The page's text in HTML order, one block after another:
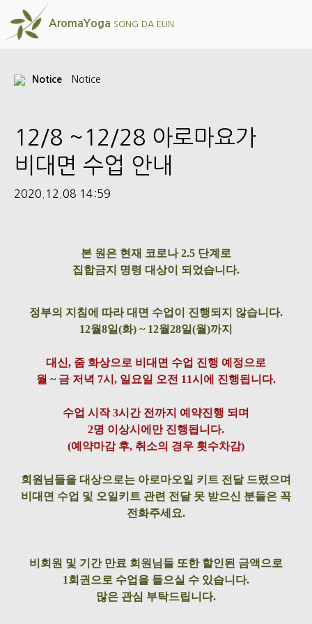
AromaYoga SONG DA EUN
Notice Notice
12/8 ~12/28 아로마요가
비대면 수업 안내
2020.12.08 14:59
본 원은 현재 코로나 2.5 단계로
집합금지 명령 대상이 되었습니다.
정부의 지침에 따라 대면 수업이 진행되지 않습니다.
12월8일(화) ~ 12월28일(월)까지
대신, 줌 화상으로 비대면 수업 진행 예정으로
월 ~ 금 저녁 7시, 일요일 오전 11시에 진행됩니다.
수업 시작 3시간 전까지 예약진행 되며
2명 이상시에만 진행됩니다.
(예약마감 후, 취소의 경우 횟수차감)
회원님들을 대상으로는 아로마오일 키트 전달 드렸으며
비대면 수업 및 오 일키트 관련 전달 못 받으신 분들은 꼭
전화주세요.
비회원 및 기간 만료 회원님들 또한 할인된 금액으로
1회권으로 수업을 들으실 수 있습니다.
많은 관심 부탁드립니다.